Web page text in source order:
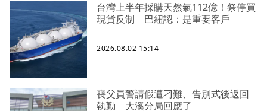
台灣上半年採購天然氣112億！祭停買
現貨反制 巴紐認：是重要客戶
2026.08.02 15:14
喪父員警請假遭刁難、告別式後返回
執勤 大溪分局回應了